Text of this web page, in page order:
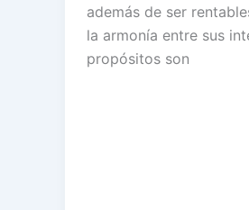
además de ser
la armonía entre sus
propósitos son